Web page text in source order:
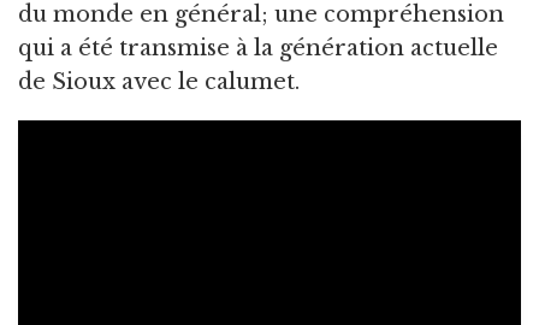
du monde en général; une compréhension
qui a été transmise à la génération actuelle
de Sioux avec le calumet.